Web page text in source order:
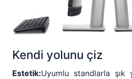
Kendi yolunu çiz
Estetik:Uyumlu standlarla şık